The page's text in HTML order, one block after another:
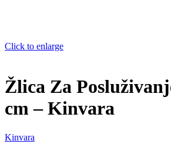
Click to enlarge
Žlica Za
cm – Kinvara
Kinvara